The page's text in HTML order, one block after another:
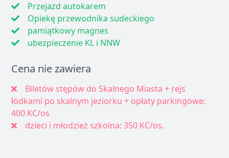
Przejazd autokarem
Opiekę przewodnika sudeckiego
pamiątkowy magnes
ubezpieczenie KL i NNW
Cena nie zawiera
Biletów stępów do Skalnego Miasta + rejs
łódkami po skalnym jeziorku + opłaty parkingowe:
400 KC/os
dzieci i młodzież szkolna: 350 KC/os.